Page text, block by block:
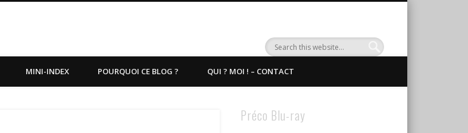
MINI-INDEX POURQUOI CE BLOG ? QUI ? MOI ! – CONTACT
Préco Blu-ray